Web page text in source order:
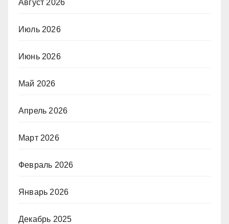
Август 2026
Июль 2026
Июнь 2026
Май 2026
Апрель 2026
Март 2026
Февраль 2026
Январь 2026
Декабрь 2025